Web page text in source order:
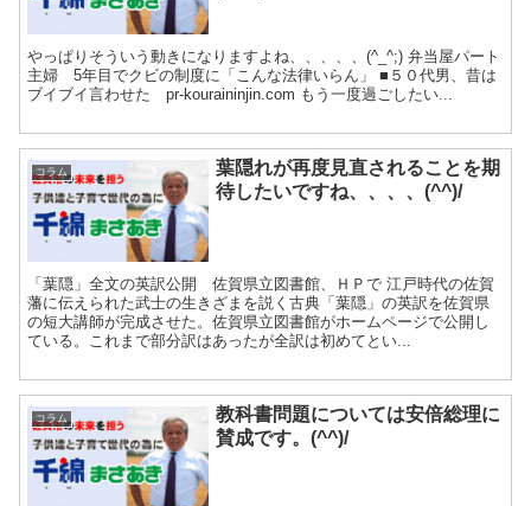
やっぱりそういう動きになりますよね、、、、、(^_^;) 弁当屋パート
主婦 5年目でクビの制度に「こんな法律いらん」 ■５０代男、昔は
ブイブイ言わせた pr-kouraininjin.com もう一度過ごしたい...
コラム
葉隠れが再度見直されることを期
待したいですね、、、、(^^)/
「葉隠」全文の英訳公開 佐賀県立図書館、ＨＰで 江戸時代の佐賀
藩に伝えられた武士の生きざまを説く古典「葉隠」の英訳を佐賀県
の短大講師が完成させた。佐賀県立図書館がホームページで公開し
ている。これまで部分訳はあったが全訳は初めてとい...
コラム
教科書問題については安倍総理に
賛成です。(^^)/